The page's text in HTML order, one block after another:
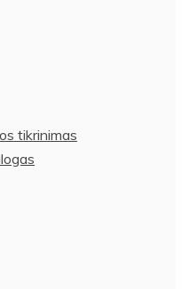
tikrinimas